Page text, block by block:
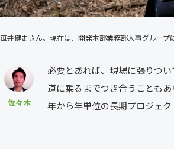
笹井健史さん。現在は、開発本部業務部人事グループ
佐々木
必要とあれば、現場に張りつ
道に乗るまでつき合うことも
年から年単位の長期プロジェク